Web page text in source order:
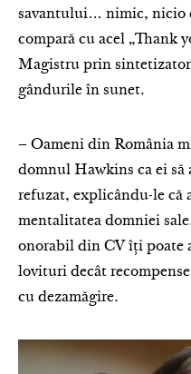
savantului… nimic, nicio
compară cu acel „Thank
Magistru prin
gândurile în sunet.
– Oameni din România
domnul Hawkins ca ei
refuzat, explicându-le că
mentalitatea domniei
onorabil din CV îți poate
lovituri decât
cu dezamăgire.